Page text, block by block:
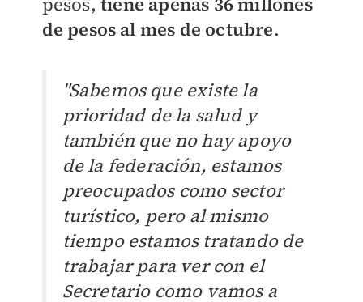
de pesos al mes de octubre.
"Sabemos que existe la
prioridad de la salud y
también que no hay apoyo
de la federación, estamos
preocupados como sector
turístico, pero al mismo
tiempo estamos tratando de
trabajar para ver con el
Secretario como vamos a